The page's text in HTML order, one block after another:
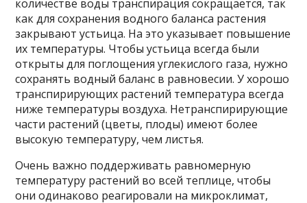
количестве воды транспирация сокращается, так
как для сохранения водного баланса растения
закрывают устьица. На это указывает повышение
их температуры. Чтобы устьица всегда были
открыты для поглощения углекислого газа, нужно
сохранять водный баланс в равновесии. У хорошо
транспирирующих растений температура всегда
ниже температуры воздуха. Нетранспирирующие
части растений (цветы, плоды) имеют более
высокую температуру, чем листья.
Очень важно поддерживать равномерную
температуру растений во всей теплице, чтобы
они одинаково реагировали на микроклимат,